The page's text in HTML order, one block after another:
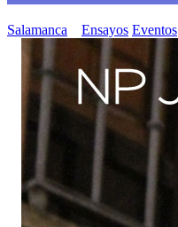
Salamanca Ensayos Eventos